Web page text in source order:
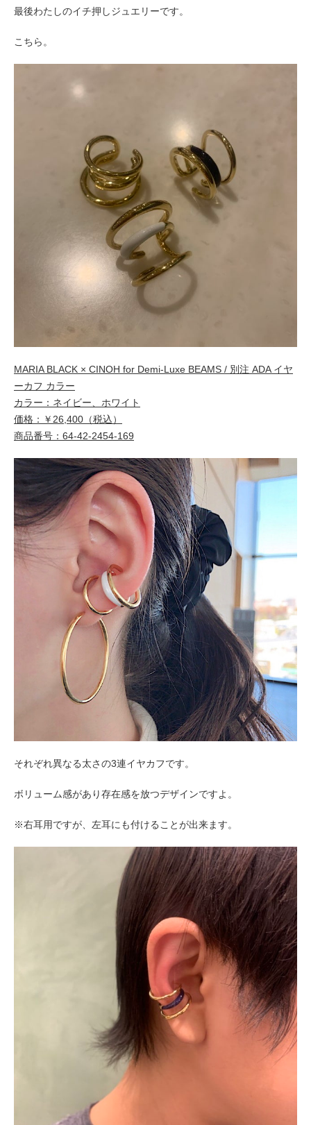
最後わたしのイチ押しジュエリーです。
こちら。
MARIA BLACK × CINOH for Demi-Luxe BEAMS / 別注 ADA イヤ
ーカフ カラー
カラー：ネイビー、ホワイト
価格：￥26,400（税込）
商品番号：64-42-2454-169
それぞれ異なる太さの3連イヤカフです。
ボリューム感があり存在感を放つデザインですよ。
※右耳用ですが、左耳にも付けることが出来ます。